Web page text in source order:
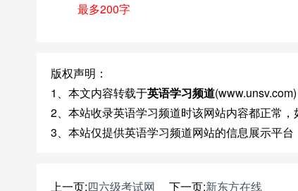
最多200字
版权声明：
1、本文内容转载于英语学习频道
2、本站收录英语学习频道时该网站内容都正常，
3、本站仅提供英语学习频道网站的信息展示平台
上一页:四六级考试网 下一页:新东方在线